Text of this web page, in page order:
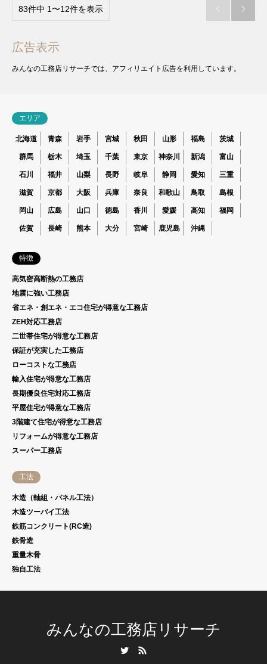
83件中 1〜12件を表示  
広告表示
みんなの工務店リサーチでは、アフィリエイト広告を利用しています。
エリア
北海道 青森 岩手 宮城 秋田 山形 福島 茨城
群馬 栃木 埼玉 千葉 東京 神奈川 新潟 富山
石川 福井 山梨 長野 岐阜 静岡 愛知 三重
滋賀 京都 大阪 兵庫 奈良 和歌山 鳥取 島根
岡山 広島 山口 徳島 香川 愛媛 高知 福岡
佐賀 長崎 熊本 大分 宮崎 鹿児島 沖縄
特徴
高気密高断熱の工務店
地震に強い工務店
省エネ・創エネ・エコ住宅が得意な工務店
ZEH対応工務店
二世帯住宅が得意な工務店
保証が充実した工務店
ローコストな工務店
輸入住宅が得意な工務店
長期優良住宅対応工務店
平屋住宅が得意な工務店
3階建て住宅が得意な工務店
リフォームが得意な工務店
スーパー工務店
工法
木造（軸組・パネル工法）
木造ツーバイ工法
鉄筋コンクリート(RC造)
鉄骨造
重量木骨
独自工法
みんなの工務店リサーチ